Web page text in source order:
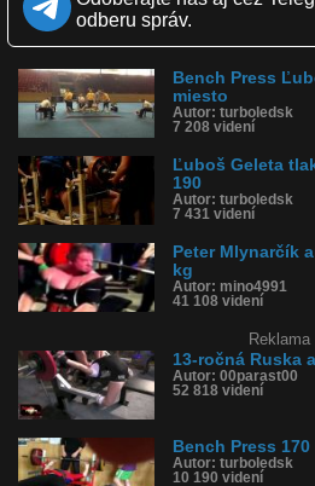
Kvalita: HD NQ
Obľúbené: 0
Komentárov: 1
Dľžka: 0:24
Kategória: športy
Tagy: bench press, tlak na lavičke
História sledovanosti videa:
odberu správ.
Bench Press
miesto
Autor: turboledsk
7 208 videní
Ľuboš Geleta
190
Autor: turboledsk
7 431 videní
Peter Mlynarčík
kg
Autor: mino4991
41 108 videní
Reklama
13-ročná Ruska
Autor: 00parast00
52 818 videní
Bench Press 170
Autor: turboledsk
10 190 videní